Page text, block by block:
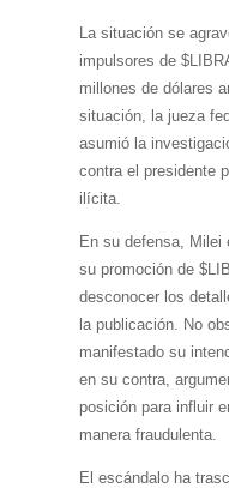
La situación se
impulsores de
millones de dólares
situación, la jueza
asumió la
contra el presidente
ilícita.
En su defensa, Milei
su promoción de
desconocer los
la publicación. No
manifestado su
en su contra,
posición para influir
manera fraudulenta.
El escándalo ha